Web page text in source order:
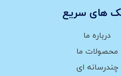
درباره ما
محصولات ما
چندرسانه ای
های سریع